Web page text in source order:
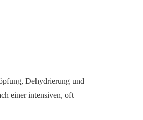
Dehydrierung und
einer intensiven, oft